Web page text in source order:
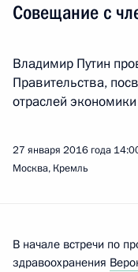
Совещание с
Владимир Путин
Правительства,
отраслей
27 января 2016 года
Москва, Кремль
В начале встречи по
здравоохранения